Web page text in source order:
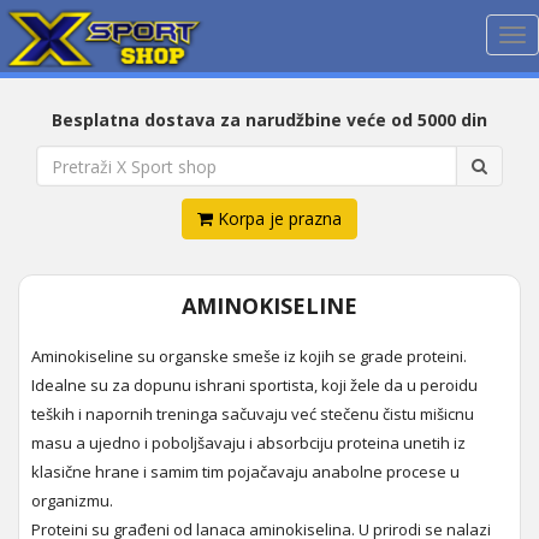
Besplatna dostava za narudžbine veće od 5000 din
Korpa je prazna
AMINOKISELINE
Aminokiseline su organske smeše iz kojih se grade proteini.
Idealne su za dopunu ishrani sportista, koji žele da u peroidu
teških i napornih treninga sačuvaju već stečenu čistu mišicnu
masu a ujedno i poboljšavaju i absorbciju proteina unetih iz
klasične hrane i samim tim pojačavaju anabolne procese u
organizmu.
Proteini su građeni od lanaca aminokiselina. U prirodi se nalazi